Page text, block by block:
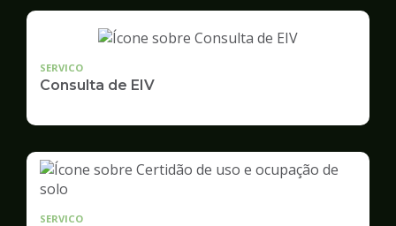
SERVICO
Consulta de EIV
SERVICO